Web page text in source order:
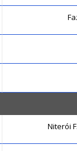
Niterói